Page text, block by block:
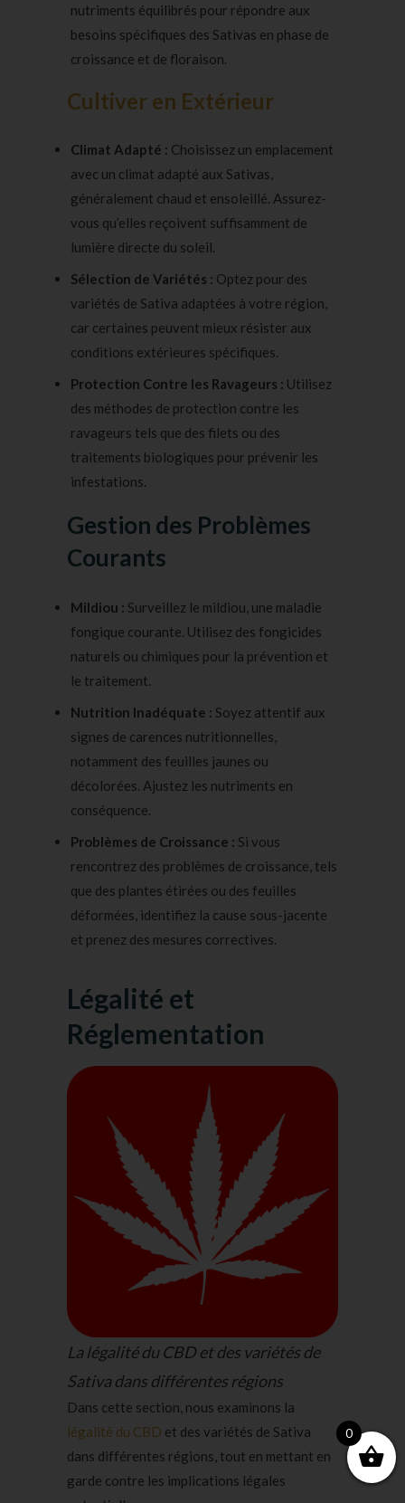
nutriments équilibrés pour répondre aux
besoins spécifiques des Sativas en phase de
croissance et de floraison.
Cultiver en Extérieur
Climat Adapté : Choisissez un emplacement
avec un climat adapté aux Sativas,
généralement chaud et ensoleillé. Assurez-
vous qu’elles reçoivent suffisamment de
lumière directe du soleil.
Sélection de Variétés : Optez pour des
variétés de Sativa adaptées à votre région,
car certaines peuvent mieux résister aux
conditions extérieures spécifiques.
Protection Contre les Ravageurs : Utilisez
des méthodes de protection contre les
ravageurs tels que des filets ou des
traitements biologiques pour prévenir les
infestations.
Gestion des Problèmes
Courants
Mildiou : Surveillez le mildiou, une maladie
fongique courante. Utilisez des fongicides
naturels ou chimiques pour la prévention et
le traitement.
Nutrition Inadéquate : Soyez attentif aux
signes de carences nutritionnelles,
notamment des feuilles jaunes ou
décolorées. Ajustez les nutriments en
conséquence.
Problèmes de Croissance : Si vous
rencontrez des problèmes de croissance, tels
que des plantes étirées ou des feuilles
déformées, identifiez la cause sous-jacente
et prenez des mesures correctives.
Légalité et
Réglementation
La légalité du CBD et des variétés de
Sativa dans différentes régions
Dans cette section, nous examinons la
légalité du CBD et des variétés de Sativa
dans différentes régions, tout en mettant en
garde contre les implications légales
0